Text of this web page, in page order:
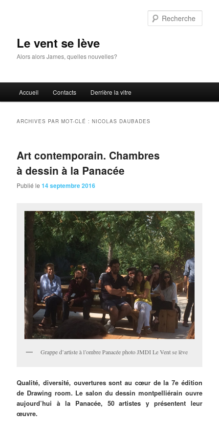
Le vent se lève
Alors alors James, quelles nouvelles?
principal
Accueil Contacts Derrière la vitre
ARCHIVES PAR MOT-CLÉ :NICOLAS DAUBADES
Art contemporain. Chambres
à dessin à la Panacée
Publié le14 septembre 2016
Grappe d’artiste à l’ombre Panacée photo JMDI Le Vent se lève
Qualité, diversité, ouvertures sont au cœur de la 7e édition
de Drawing room. Le salon du dessin montpelliérain ouvre
aujourd’hui à la Panacée, 50 artistes y présentent leur
œuvre.